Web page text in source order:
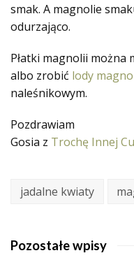
smak. A magnolie
odurzająco.
Płatki magnolii można
albo zrobić lody
naleśnikowym.
Pozdrawiam
Gosia z Trochę Innej
jadalne kwiaty
Pozostałe wpisy